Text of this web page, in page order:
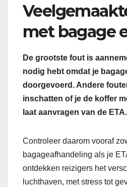
met bagage
De grootste fout is
nodig hebt omdat je
doorgevoerd. Andere
inschatten of je de koffer
laat aanvragen van de ETA.
Controleer daarom vooraf
bagageafhandeling als je
ontdekken reizigers het
luchthaven, met stress tot